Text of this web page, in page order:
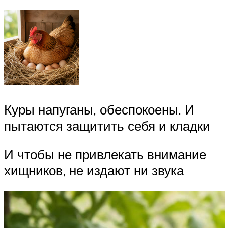
Куры напуганы, обеспокоены. И
пытаются защитить себя и кладки
И чтобы не привлекать внимание
хищников, не издают ни звука